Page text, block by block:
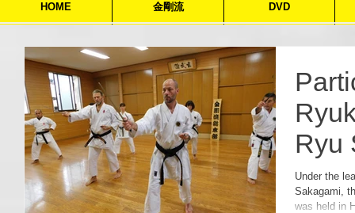
HOME 金剛流 DVD
Ryu
Under the
Sakagami,
was held in